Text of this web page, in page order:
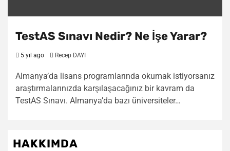
TestAS Sınavı Nedir? Ne İşe Yarar?
5 yıl ago Recep DAYI
Almanya’da lisans programlarında okumak istiyorsanız
araştırmalarınızda karşılaşacağınız bir kavram da
TestAS Sınavı. Almanya’da bazı üniversiteler…
HAKKIMDA